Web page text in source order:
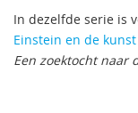
In dezelfde serie is
Einstein en de
Een zoektocht naar